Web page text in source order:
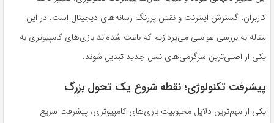
کاربران، گسترش اینترنت و نقش پررنگ رسانه‌های دیجیتال است. در این
مقاله به بررسی عواملی می‌پردازیم که باعث شده‌اند بازی‌های کامپیوتری به
یکی از اصلی‌ترین سرگرمی‌های نسل جدید تبدیل شوند.
پیشرفت تکنولوژی؛ نقطه شروع یک تحول بزرگ
یکی از مهم‌ترین دلایل محبوبیت بازی‌های کامپیوتری، پیشرفت سریع